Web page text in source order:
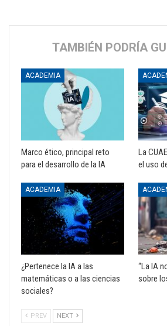
TAMBIÉN PODRÍA
ACADEMIA
Marco ético, principal reto
para el desarrollo de la IA
La
el uso
ACADEMIA
¿Pertenece la IA a las
matemáticas o a las ciencias
sociales?
“La IA
sobre
PREV NEXT